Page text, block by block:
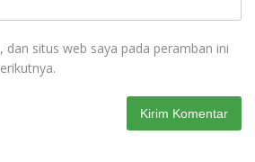
dan situs web saya pada peramban ini